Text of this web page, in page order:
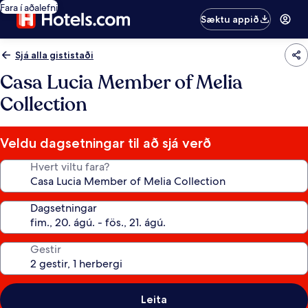
Fara í aðalefni
Sæktu appið
Sjá alla gististaði
Casa Lucia Member of Melia
Collection
Veldu dagsetningar til að sjá verð
Hvert viltu fara?
Dagsetningar
Gestir
Leita